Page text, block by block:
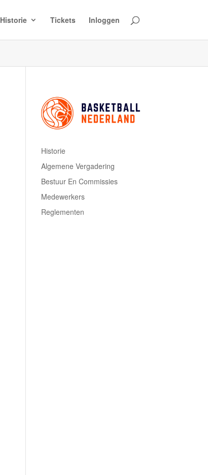
Historie Tickets Inloggen
Historie
Algemene Vergadering
Bestuur En Commissies
Medewerkers
Reglementen